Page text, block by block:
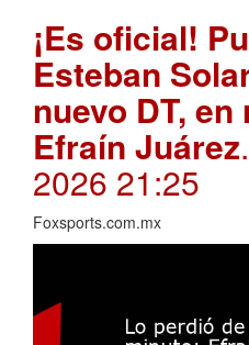
¡Es oficial!
Esteban
nuevo DT,
Efraín Juárez
2026 21:25
Foxsports.com.mx